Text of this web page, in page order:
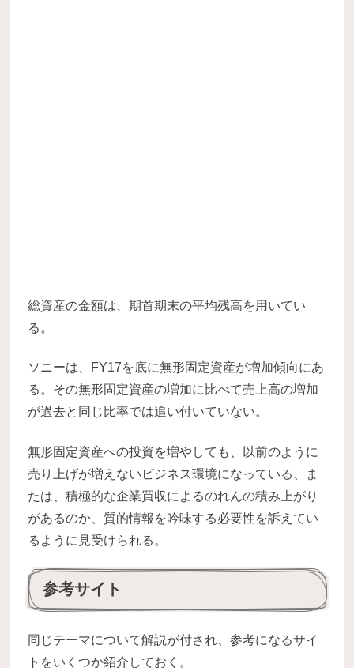
総資産の金額は、期首期末の平均残高を用いてい
る。
ソニーは、FY17を底に無形固定資産が増加傾向にあ
る。その無形固定資産の増加に比べて売上高の増加
が過去と同じ比率では追い付いていない。
無形固定資産への投資を増やしても、以前のように
売り上げが増えないビジネス環境になっている、ま
たは、積極的な企業買収によるのれんの積み上がり
があるのか、質的情報を吟味する必要性を訴えてい
るように見受けられる。
参考サイト
同じテーマについて解説が付され、参考になるサイ
トをいくつか紹介しておく。